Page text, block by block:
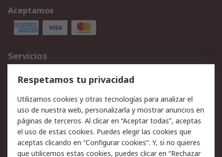
Aceptamos
Servicios
Cómo realizar pedidos
Devoluciones
Facturación y pago
Ofertas
Soporte técnico
Legal
Aviso legal
Política de privacidad -
Respetamos tu privacidad
Utilizamos cookies y otras tecnologías para analizar el
uso de nuestra web, personalizarla y mostrar anuncios en
páginas de terceros. Al clicar en “Aceptar todas”, aceptas
el uso de estas cookies. Puedes elegir las cookies que
aceptas clicando en “Configurar cookies”. Y, si no quieres
que utilicemos estas cookies, puedes clicar en “Rechazar